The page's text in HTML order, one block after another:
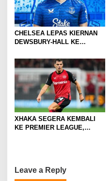
CHELSEA LEPAS KIERNAN
DEWSBURY-HALL KE
SANG GELANDANG DIMULAI
XHAKA SEGERA KEMBALI
KE PREMIER LEAGUE,
Leave a Reply